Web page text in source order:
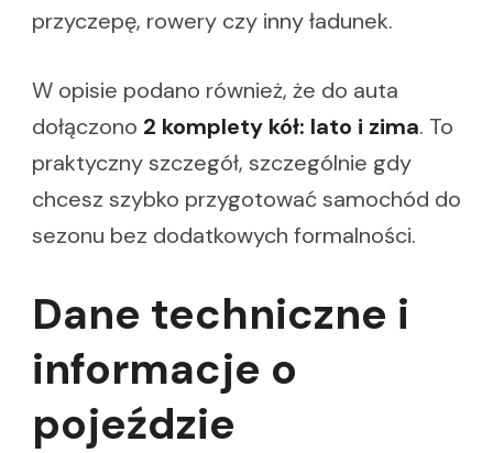
przyczepę, rowery czy inny ładunek.
W opisie podano również, że do auta
dołączono 2 komplety kół: lato i zima. To
praktyczny szczegół, szczególnie gdy
chcesz szybko przygotować samochód do
sezonu bez dodatkowych formalności.
Dane techniczne i
informacje o
pojeździe